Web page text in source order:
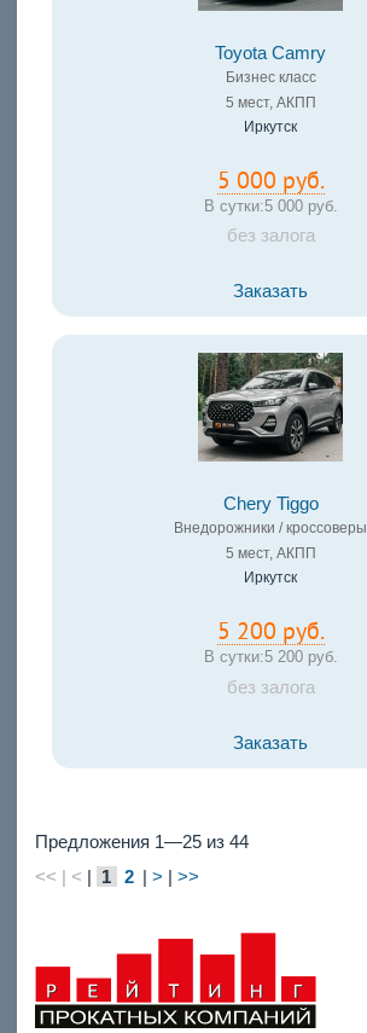
Toyota Camry
Бизнес класс
5 мест, АКПП
Иркутск
5 000 руб.
В сутки:5 000 руб.
без залога
Заказать
Chery Tiggo
Внедорожники / кроссоверы
5 мест, АКПП
Иркутск
5 200 руб.
В сутки:5 200 руб.
без залога
Заказать
Предложения 1—25 из 44
<< | < | 1 2 | > | >>